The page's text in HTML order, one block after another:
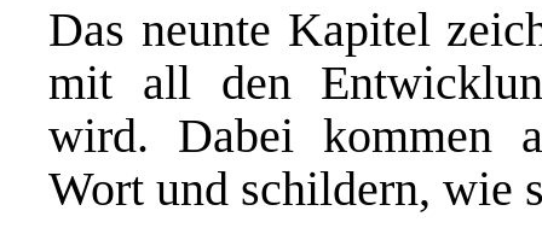
Das neunte Kapitel
mit all den
wird. Dabei kommen
Wort und schildern, wie